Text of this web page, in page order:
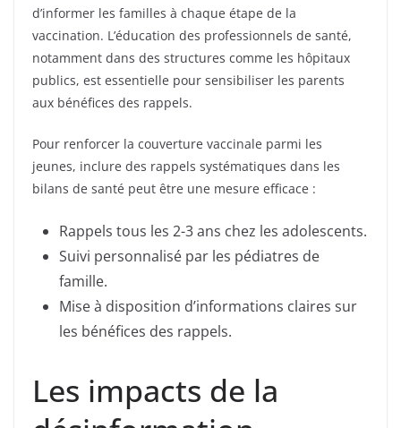
d’informer les familles à chaque étape de la
vaccination. L’éducation des professionnels de santé,
notamment dans des structures comme les hôpitaux
publics, est essentielle pour sensibiliser les parents
aux bénéfices des rappels.
Pour renforcer la couverture vaccinale parmi les
jeunes, inclure des rappels systématiques dans les
bilans de santé peut être une mesure efficace :
Rappels tous les 2-3 ans chez les adolescents.
Suivi personnalisé par les pédiatres de
famille.
Mise à disposition d’informations claires sur
les bénéfices des rappels.
Les impacts de la